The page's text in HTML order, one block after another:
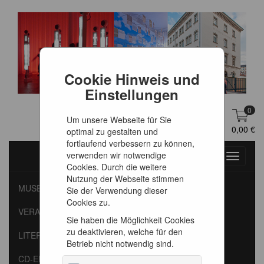
Cookie Hinweis und
Einstellungen
Um unsere Webseite für Sie
optimal zu gestalten und
fortlaufend verbessern zu können,
verwenden wir notwendige
Cookies. Durch die weitere
Nutzung der Webseite stimmen
Sie der Verwendung dieser
Cookies zu.
Sie haben die Möglichkeit Cookies
zu deaktivieren, welche für den
Betrieb nicht notwendig sind.
DE
0
0,00 €
Toggle
MUSEUM
VERANSTALTUNGEN
LITERATUR
CD-EMPFEHLUNGEN